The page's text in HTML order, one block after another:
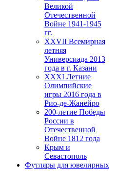
Великой
Отечественной
Войне 1941-1945
гг.
XXVII Всемирная
летняя
Универсиада 2013
года в г. Казани
XXXI Летние
Олимпийские
игры 2016 года в
Рио-де-Жанейро
200-летие Победы
России в
Отечественной
Войне 1812 года
Крым и
Севастополь
Футляры для ювелирных